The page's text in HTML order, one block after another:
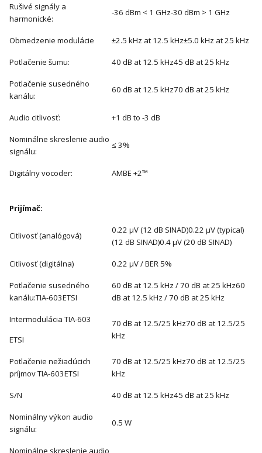
Rušivé signály a
harmonické:
-36 dBm < 1 GHz-30 dBm > 1 GHz
Obmedzenie modulácie ±2.5 kHz at 12.5 kHz±5.0 kHz at 25 kHz
Potlačenie šumu: 40 dB at 12.5 kHz45 dB at 25 kHz
Potlačenie susedného
kanálu:
60 dB at 12.5 kHz70 dB at 25 kHz
Audio citlivosť: +1 dB to -3 dB
Nominálne skreslenie audio
signálu:
≤ 3%
Digitálny vocoder: AMBE +2™
Prijímač:
Citlivosť (analógová)
0.22 μV (12 dB SINAD)0.22 μV (typical)
(12 dB SINAD)0.4 μV (20 dB SINAD)
Citlivosť (digitálna) 0.22 μV / BER 5%
Potlačenie susedného
kanálu:TIA-603ETSI
60 dB at 12.5 kHz / 70 dB at 25 kHz60
dB at 12.5 kHz / 70 dB at 25 kHz
Intermodulácia TIA-603
ETSI
70 dB at 12.5/25 kHz70 dB at 12.5/25
kHz
Potlačenie nežiadúcich
príjmov TIA-603ETSI
70 dB at 12.5/25 kHz70 dB at 12.5/25
kHz
S/N 40 dB at 12.5 kHz45 dB at 25 kHz
Nominálny výkon audio
signálu:
0.5 W
Nominálne skreslenie audio